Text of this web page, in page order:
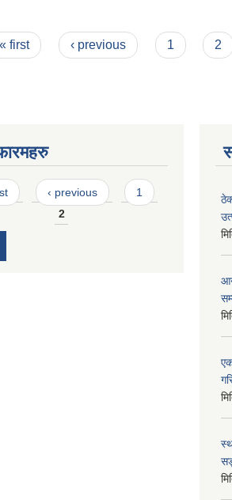
« first ‹ previous 1 2
‹ previous
1
2